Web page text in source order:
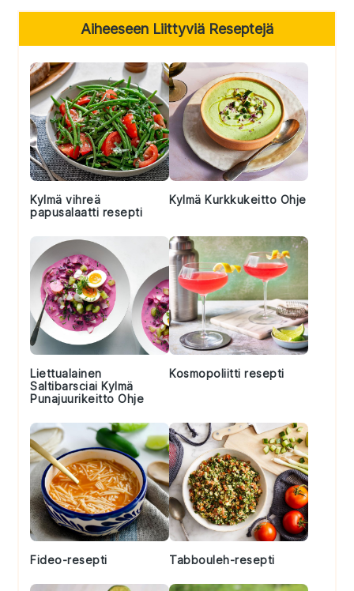
Primary
Sidebar
Aiheeseen Liittyviä Reseptejä
Kylmä vihreä
papusalaatti resepti
Kylmä Kurkkukeitto Ohje
Liettualainen
Saltibarsciai Kylmä
Punajuurikeitto Ohje
Kosmopoliitti resepti
Fideo-resepti Tabbouleh-resepti